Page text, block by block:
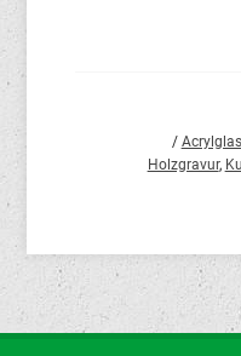
/ Acrylglas
Holzgravur,